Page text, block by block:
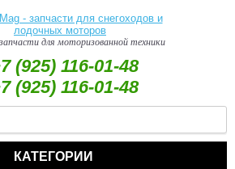
для моторизованной техники
(925) 116-01-48
(925) 116-01-48
КАТЕГОРИИ